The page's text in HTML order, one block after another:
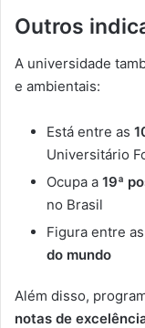
Outros
A universidade
e ambientais:
Está entre as
Universitário
Ocupa a 19ª
no Brasil
Figura entre as
do mundo
Além disso,
notas de